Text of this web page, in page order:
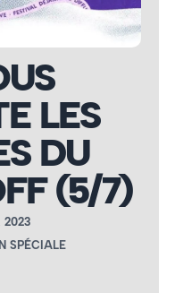
LES
DU
(5/7)
2023
SPÉCIALE